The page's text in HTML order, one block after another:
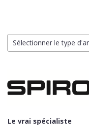
Sélectionner le type
Le vrai spécialiste